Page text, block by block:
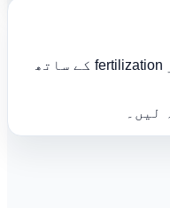
دستبرداری: یہ نتیجہ صرف رہنمائی ہے۔ پانی کی ضرورت region، weather، wind، sunlight، growth stage، drainage، mulch material، bed shape، اور fertilization کے ساتھ